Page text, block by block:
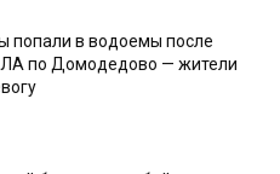
попали в водоемы после
по Домодедово — жители